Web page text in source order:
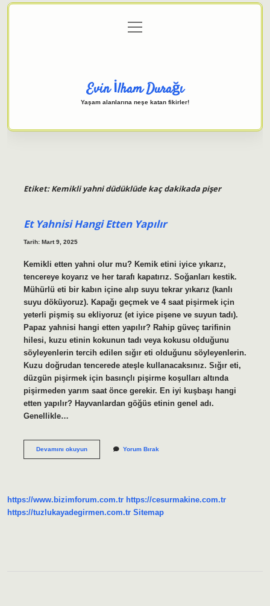
Gizlilik Politikası
menüyü
aç
Evin İlham Durağı
Yaşam alanlarına neşe katan fikirler!
Etiket:Kemikli yahni düdüklüde kaç dakikada pişer
Et Yahnisi Hangi Etten Yapılır
Tarih: Mart 9, 2025
Kemikli etten yahni olur mu? Kemik etini iyice yıkarız,
tencereye koyarız ve her tarafı kapatırız. Soğanları kestik.
Mühürlü eti bir kabın içine alıp suyu tekrar yıkarız (kanlı
suyu döküyoruz). Kapağı geçmek ve 4 saat pişirmek için
yeterli pişmiş su ekliyoruz (et iyice pişene ve suyun tadı).
Papaz yahnisi hangi etten yapılır? Rahip güveç tarifinin
hilesi, kuzu etinin kokunun tadı veya kokusu olduğunu
söyleyenlerin tercih edilen sığır eti olduğunu söyleyenlerin.
Kuzu doğrudan tencerede ateşle kullanacaksınız. Sığır eti,
düzgün pişirmek için basınçlı pişirme koşulları altında
pişirmeden yarım saat önce gerekir. En iyi kuşbaşı hangi
etten yapılır? Hayvanlardan göğüs etinin genel adı.
Genellikle…
Devamını okuyunEt
Yorum Bırak
https://www.bizimforum.com.tr https://cesurmakine.com.tr
https://tuzlukayadegirmen.com.tr Sitemap